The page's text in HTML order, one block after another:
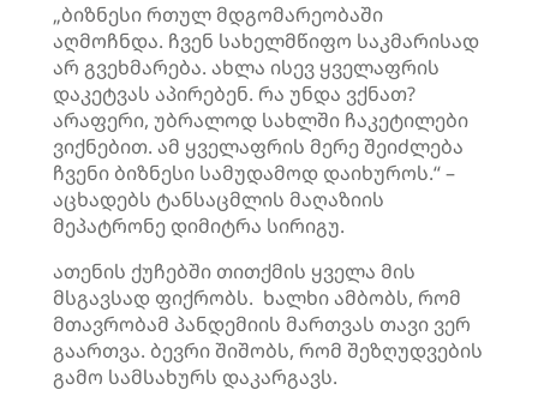
„ბიზნესი რთულ მდგომარეობაში
აღმოჩნდა. ჩვენ სახელმწიფო საკმარისად
არ გვეხმარება. ახლა ისევ ყველაფრის
დაკეტვას აპირებენ. რა უნდა ვქნათ?
არაფერი, უბრალოდ სახლში ჩაკეტილები
ვიქნებით. ამ ყველაფრის მერე შეიძლება
ჩვენი ბიზნესი სამუდამოდ დაიხუროს.“ –
აცხადებს ტანსაცმლის მაღაზიის
მეპატრონე დიმიტრა სირიგუ.
ათენის ქუჩებში თითქმის ყველა მის
მსგავსად ფიქრობს. ხალხი ამბობს, რომ
მთავრობამ პანდემიის მართვას თავი ვერ
გაართვა. ბევრი შიშობს, რომ შეზღუდვების
გამო სამსახურს დაკარგავს.